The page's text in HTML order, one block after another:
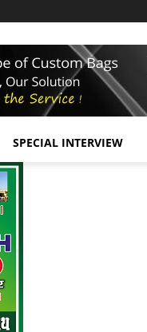
SPECIAL INTERVIEW